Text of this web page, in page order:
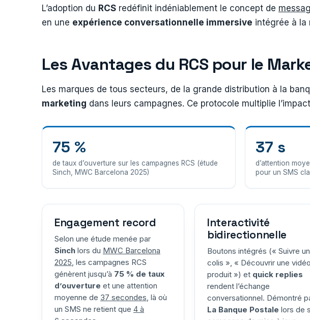
L’adoption du RCS redéfinit indéniablement le concept de
en une expérience conversationnelle immersive intégrée à la
Les Avantages du RCS pour le
Les marques de tous secteurs, de la grande distribution à la
marketing dans leurs campagnes. Ce protocole multiplie
75 %
de taux d’ouverture sur les campagnes RCS (étude
Sinch, MWC Barcelona 2025)
37 s
d’attention
pour un SMS
Engagement record
Selon une étude menée par
Sinch lors du MWC Barcelona
2025 , les campagnes RCS
génèrent jusqu’à 75 % de taux
d’ouverture et une attention
moyenne de 37 secondes , là où
un SMS ne retient que 4 à
Interactivité
bidirectionnelle
Boutons intégrés (« Suivre un
colis », « Découvrir une vidéo
produit ») et quick replies
rendent l’échange
conversationnel. Démontré
La Banque Postale lors de